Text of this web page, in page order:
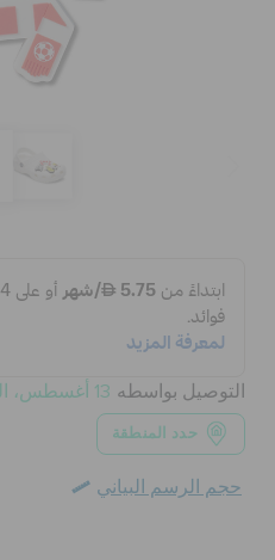
كروكس لمكان العمل
تسجيل الدخول / اشتراك
قائمة الامنيات
تحديد موقع المتجر
التوصيل بواسطه 13 أغسطس، الخميس
حدد المنطقة
حجم الرسم البياني